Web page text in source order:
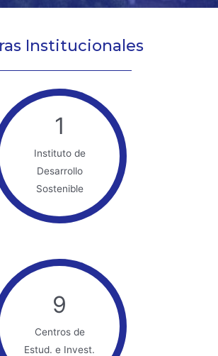
Institucionales
1
Instituto de
Desarrollo
Sostenible
9
Centros de
Estud. e Invest.